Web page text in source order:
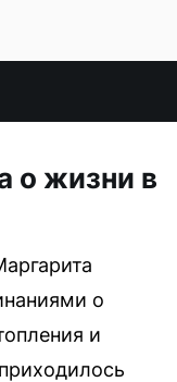
о жизни в
о
и